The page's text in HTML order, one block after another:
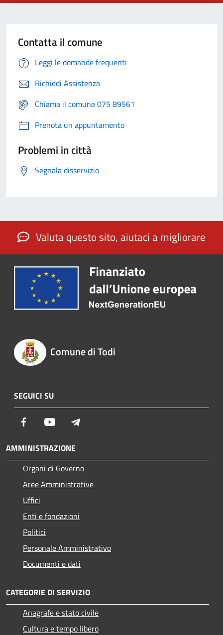
Contatta il comune
Leggi le domande frequenti
Richiedi Assistenza
Chiama il comune 075 89561
Prenota un appuntamento
Problemi in città
Segnala disservizio
Valuta questo sito, aiutaci a migliorare
Comune di Todi
SEGUICI SU
Facebook Youtube
AMMINISTRAZIONE
Organi di Governo
Aree Amministrative
Uffici
Enti e fondazioni
Politici
Personale Amministrativo
Documenti e dati
CATEGORIE DI SERVIZIO
Anagrafe e stato civile
Cultura e tempo libero